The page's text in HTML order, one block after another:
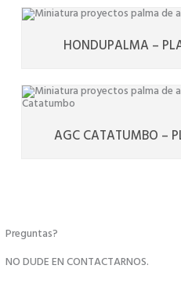
HONDUPALMA –
AGC CATATUMBO –
Preguntas?
NO DUDE EN CONTACTARNOS.